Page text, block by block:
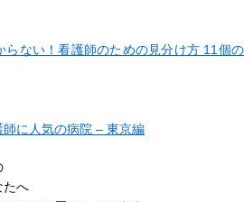
らない！看護師のための見分け方 11個の
に人気の病院 – 東京編
たへ